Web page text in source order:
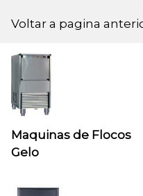
Voltar a pagina
Maquinas de Flocos
Gelo